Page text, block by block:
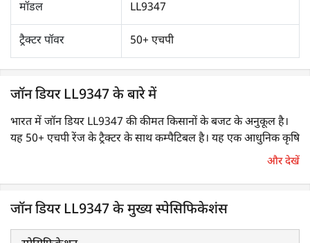
मॉडल LL9347
ट्रैक्टर पॉवर 50+ एचपी
जॉन डियर LL9347 के बारे में
भारत में जॉन डियर LL9347 की कीमत किसानों के बजट के अनुकूल है।
यह 50+ एचपी रेंज के ट्रैक्टर के साथ कम्पैटिबल है। यह एक आधुनिक कृषि
उपकरण है, जो एक समान जल वितरण, एक समान बीज अंकुरण एवं
करने के लिए लेजर बीम का उपयोग करता है। यह भूमि समतल करने वाले
इम्प्लीमेंट का तकनीकी रूप से उन्नत संस्करण है।
और देखें
जॉन डियर LL9347 के मुख्य स्पेसिफिकेशंस